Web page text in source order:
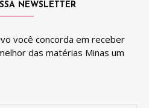
NEWSLETTER
você concorda em receber
das matérias Minas um